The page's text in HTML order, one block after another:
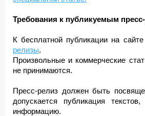
Требования к публикуемым
К бесплатной публикации на
релизы.
Произвольные и коммерческие
не принимаются.
Пресс-релиз должен быть
допускается публикация
информацию.